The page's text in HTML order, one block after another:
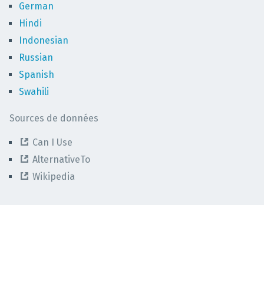
German
Hindi
Indonesian
Russian
Spanish
Swahili
Sources de données
Can I Use
AlternativeTo
Wikipedia